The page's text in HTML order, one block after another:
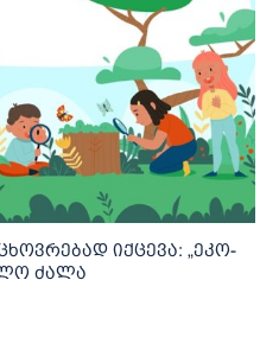
იქცევა: „ეკო-
ძალა